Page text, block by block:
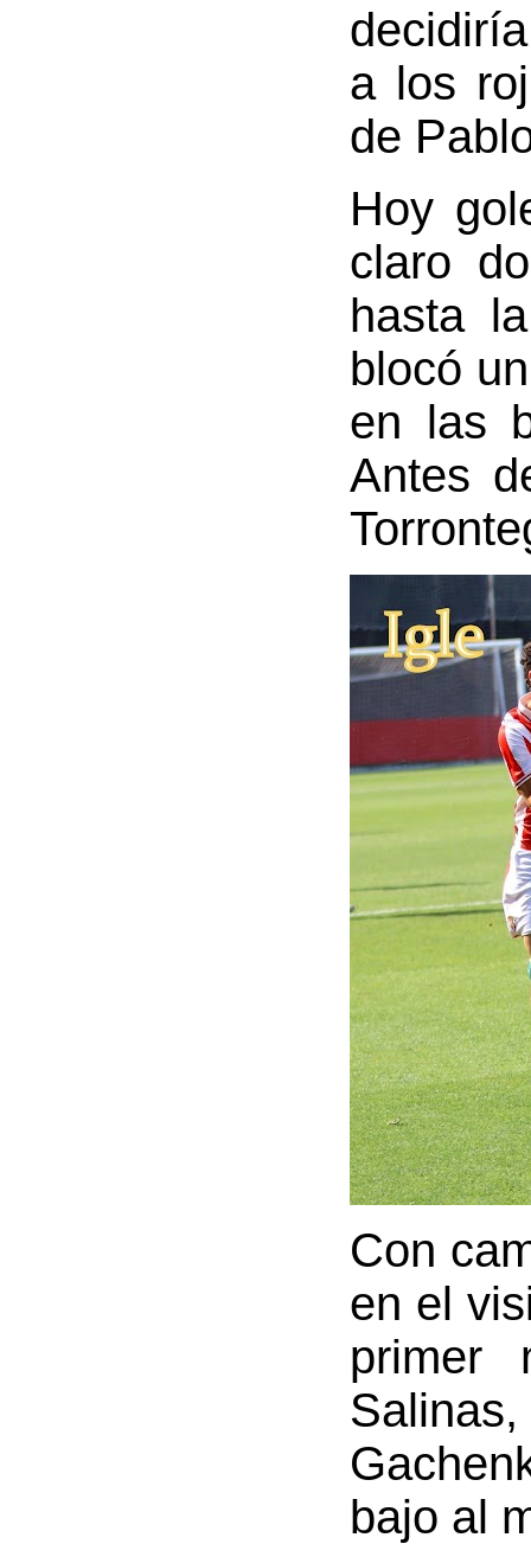
a los
de
Hoy
claro
hasta
blocó
en las
Antes
Con
en el
primer
bajo al